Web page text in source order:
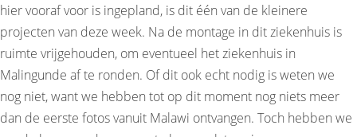
hier vooraf voor is ingepland, is dit één van de kleinere
projecten van deze week. Na de montage in dit ziekenhuis is
ruimte vrijgehouden, om eventueel het ziekenhuis in
Malingunde af te ronden. Of dit ook echt nodig is weten we
nog niet, want we hebben tot op dit moment nog niets meer
dan de eerste fotos vanuit Malawi ontvangen. Toch hebben we